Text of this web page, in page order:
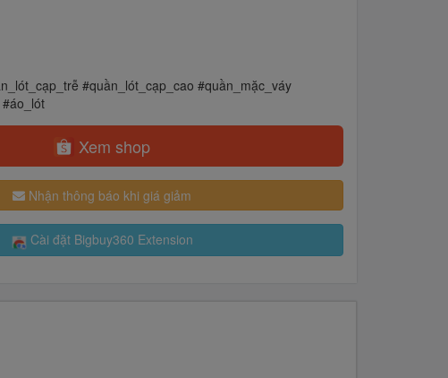
#quần_lót_cạp_cao #quần_mặc_váy
Xem shop
Nhận thông báo khi giá giảm
Cài đặt Bigbuy360 Extension